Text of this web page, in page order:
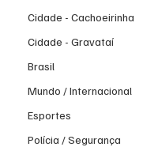
Cidade - Cachoeirinha
Cidade - Gravataí
Brasil
Mundo / Internacional
Esportes
Polícia / Segurança